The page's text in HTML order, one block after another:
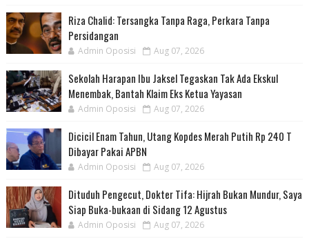
Riza Chalid: Tersangka Tanpa Raga, Perkara Tanpa
Persidangan
Admin Oposisi Aug 07, 2026
Sekolah Harapan Ibu Jaksel Tegaskan Tak Ada Ekskul
Menembak, Bantah Klaim Eks Ketua Yayasan
Admin Oposisi Aug 07, 2026
Dicicil Enam Tahun, Utang Kopdes Merah Putih Rp 240 T
Dibayar Pakai APBN
Admin Oposisi Aug 07, 2026
Dituduh Pengecut, Dokter Tifa: Hijrah Bukan Mundur, Saya
Siap Buka-bukaan di Sidang 12 Agustus
Admin Oposisi Aug 07, 2026